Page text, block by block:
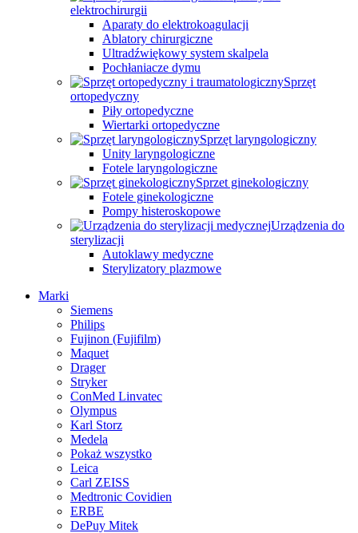
elektrochirurgii
Aparaty do elektrokoagulacji
Ablatory chirurgiczne
Ultradźwiękowy system skalpela
Pochłaniacze dymu
Sprzęt
ortopedyczny
Piły ortopedyczne
Wiertarki ortopedyczne
Sprzęt laryngologiczny
Unity laryngologiczne
Fotele laryngologiczne
Sprzet ginekologiczny
Fotele ginekologiczne
Pompy histeroskopowe
Urządzenia do
sterylizacji
Autoklawy medyczne
Sterylizatory plazmowe
Marki
Siemens
Philips
Fujinon (Fujifilm)
Maquet
Drager
Stryker
ConMed Linvatec
Olympus
Karl Storz
Medela
Pokaż wszystko
Leica
Carl ZEISS
Medtronic Covidien
ERBE
DePuy Mitek